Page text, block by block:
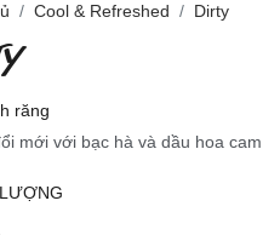
Cool & Refreshed Dirty
răng
mới với bạc hà và dầu hoa cam